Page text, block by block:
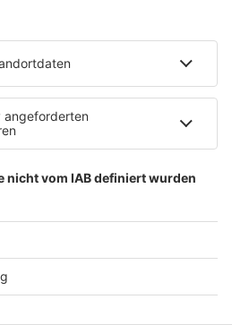
nicht bereit und auch nicht
vor einer
teilzunehmen.